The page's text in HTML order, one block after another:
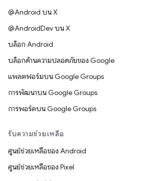
@Android บน X
@AndroidDev บน X
บล็อก Android
บล็อกด้านความปลอดภัยของ Google
แพลตฟอร์มบน Google Groups
การพัฒนาบน Google Groups
การพอร์ตบน Google Groups
รับความช่วยเหลือ
ศูนย์ช่วยเหลือของ Android
ศูนย์ช่วยเหลือของ Pixel